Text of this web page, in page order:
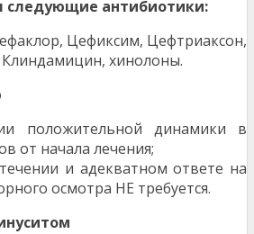
следующие антибиотики:
Цефиксим, Цефтриаксон,
хинолоны.
положительной динамики в
от начала лечения;
и адекватном ответе на
осмотра НЕ требуется.